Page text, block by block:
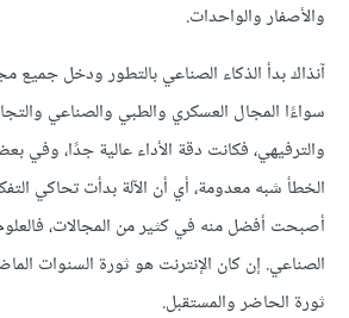
والأصفار والواحدات.
آنذاك بدأ الذكاء الصناعي بالتطور ودخل جميع
سواءًا المجال العسكري والطبي والصناعي
والترفيهي، فكانت دقة الأداء عالية جدًا، وفي
الخطأ شبه معدومة، أي أن الآلة بدأت تحاكي
أصبحت أفضل منه في كثير من المجالات،
الصناعي. إن كان الإنترنت هو ثورة السنوات
ثورة الحاضر والمستقبل.